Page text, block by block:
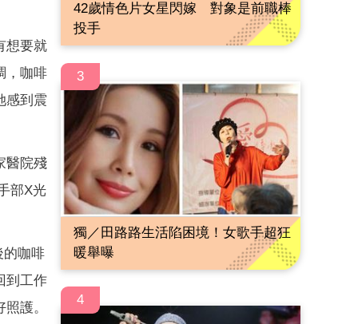
想要就
，咖啡
感到震
醫院殘
部X光
的咖啡
到工作
護。
42歲情色片女星閃嫁 對象是前職棒
投手
3
獨／田路路生活陷困境！女歌手超狂
暖舉曝
4